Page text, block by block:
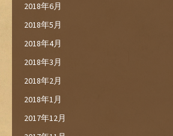
2018年6月
2018年5月
2018年4月
2018年3月
2018年2月
2018年1月
2017年12月